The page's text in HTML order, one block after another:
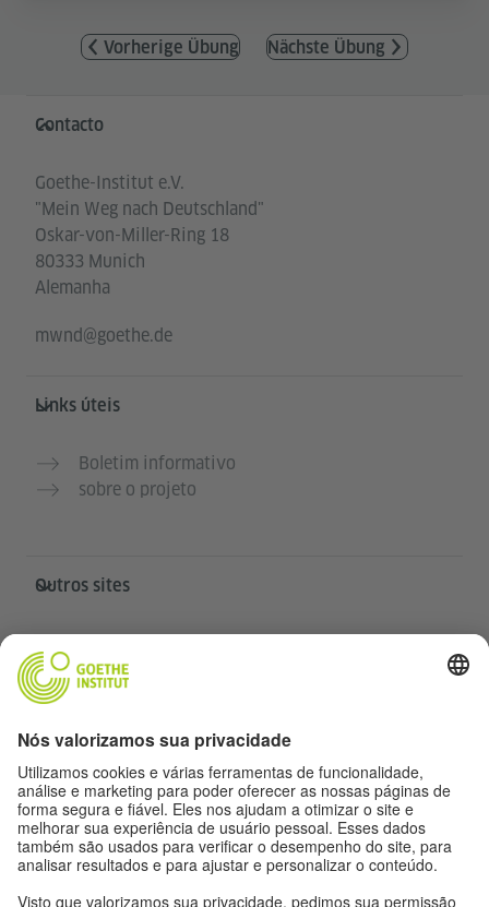
Vorherige Übung Nächste Übung
Service- und Informationsbereich
Contacto
Goethe-Institut e.V.
"Mein Weg nach Deutschland"
Oskar-von-Miller-Ring 18
80333 Munich
Alemanha
mwnd@goethe.de
Links úteis
Boletim informativo
sobre o projeto
Outros sites
Pratique alemão gratuitamente
Cursos de alemão do Goethe-Institut
Privacidade e acessibilidade
Configurações de privacidade
Acessibilidade